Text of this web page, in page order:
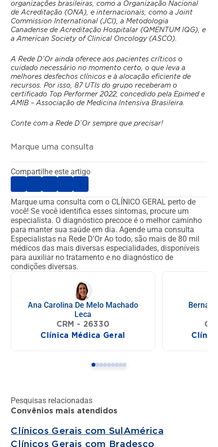
organizações brasileiras, como a Organização Nacional
de Acreditação (ONA), e internacionais, como a Joint
Commission International (JCI), a Metodologia
Canadense de Acreditação Hospitalar (QMENTUM IQG), e
a American Society of Clinical Oncology (ASCO).
A Rede D’Or ainda oferece aos pacientes críticos o
cuidado necessário no momento certo, o que leva a
melhores desfechos clínicos e à alocação eficiente de
recursos. Por isso, 87 UTIs do grupo receberam o
certificado Top Performer 2022, concedido pela Epimed e
AMIB – Associação de Medicina Intensiva Brasileira.
Conte com a Rede D’Or sempre que precisar!
Marque uma consulta
Compartilhe este artigo
Marque uma consulta com o CLÍNICO GERAL perto de
você!Se você identifica esses sintomas, procure um
especialista. O diagnóstico precoce é o melhor caminho
para manter sua saúde em dia.Agende uma consulta
Especialistas na Rede D'OrAo todo, são mais de 80 mil
médicos das mais diversas especialidades, disponíveis
para auxiliar no tratamento e no diagnóstico de
condições diversas.
Ana Carolina De Melo Machado
Leca
CRM - 26330
Clínica Médica Geral
Pesquisas relacionadas
Convênios mais atendidos
Clínicos Gerais com SulAmérica
Clínicos Gerais com Bradesco